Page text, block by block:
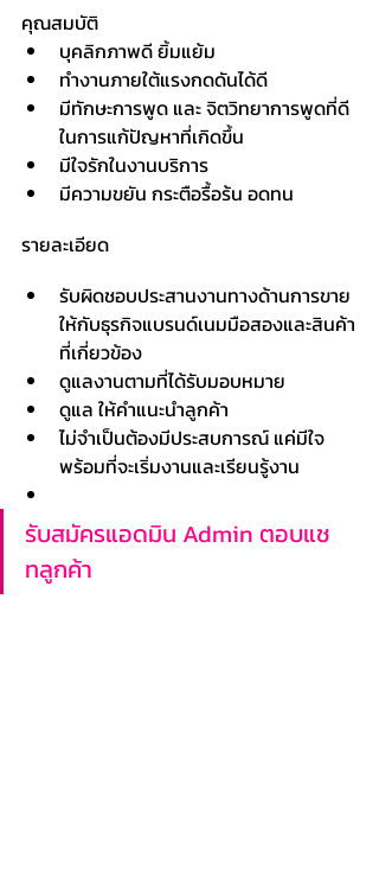
คุณสมบัติ
บุคลิกภาพดี ยิ้มแย้ม
ทำงานภายใต้แรงกดดันได้ดี
มีทักษะการพูด และ จิตวิทยาการพูดที่ดี
ในการแก้ปัญหาที่เกิดขึ้น
มีใจรักในงานบริการ
มีความขยัน กระตือรื้อร้น อดทน
รายละเอียด
รับผิดชอบประสานงานทางด้านการขาย
ให้กับธุรกิจแบรนด์เนมมือสองและสินค้า
ที่เกี่ยวข้อง
ดูแลงานตามที่ได้รับมอบหมาย
ดูแล ให้คำแนะนำลูกค้า
ไม่จำเป็นต้องมีประสบการณ์ แค่มีใจ
พร้อมที่จะเริ่มงานและเรียนรู้งาน
รับสมัครแอดมิน Admin ตอบแช
ทลูกค้า